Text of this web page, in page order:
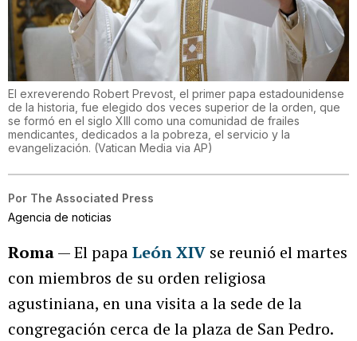
El exreverendo Robert Prevost, el primer papa estadounidense
de la historia, fue elegido dos veces superior de la orden, que
se formó en el siglo XIII como una comunidad de frailes
mendicantes, dedicados a la pobreza, el servicio y la
evangelización. (Vatican Media via AP)
Por The Associated Press
Agencia de noticias
Roma— El papaLeón XIV se reunió el martes
con miembros de su orden religiosa
agustiniana, en una visita a la sede de la
congregación cerca de la plaza de San Pedro.